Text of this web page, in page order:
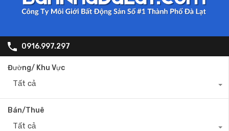
0916.997.297
Đường/ Khu Vực
Tất cả
Bán/Thuê
Tất cả